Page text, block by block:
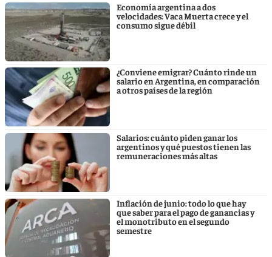
Economía argentina a dos
velocidades: Vaca Muerta crece y el
consumo sigue débil
¿Conviene emigrar? Cuánto rinde un
salario en Argentina, en comparación
a otros países de la región
Salarios: cuánto piden ganar los
argentinos y qué puestos tienen las
remuneraciones más altas
Inflación de junio: todo lo que hay
que saber para el pago de ganancias y
el monotributo en el segundo
semestre